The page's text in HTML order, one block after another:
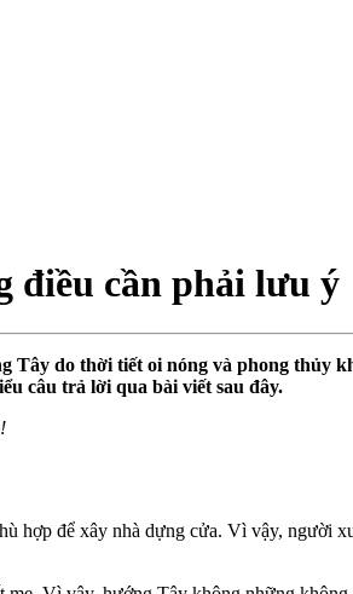
điều cần phải lưu ý
do thời tiết oi nóng và phong thủy
câu trả lời qua bài viết sau đây.
hợp để xây nhà dựng cửa. Vì vậy, người